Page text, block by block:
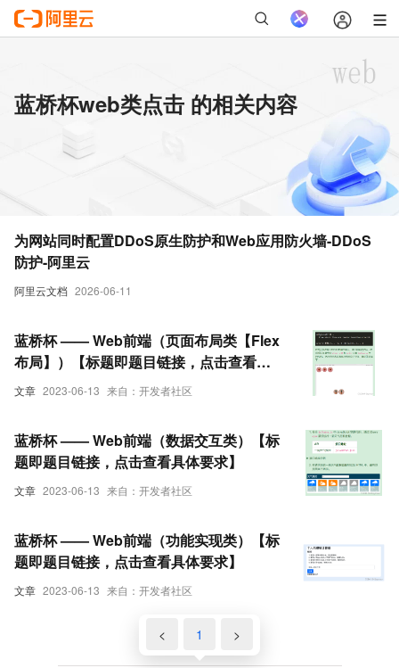
蓝桥杯web类点击 的相关内容
阿里云文档 2026-06-11
为网站同时配置DDoS原生防护和Web应用防火墙-DDoS
防护-阿里云
文章 2023-06-13 来自：开发者社区
蓝桥杯 —— Web前端（页面布局类【Flex
布局】）【标题即题目链接，点击查看具
体要求】
文章 2023-06-13 来自：开发者社区
蓝桥杯 —— Web前端（数据交互类）【标
题即题目链接，点击查看具体要求】
文章 2023-06-13 来自：开发者社区
蓝桥杯 —— Web前端（功能实现类）【标
题即题目链接，点击查看具体要求】
< 1 >